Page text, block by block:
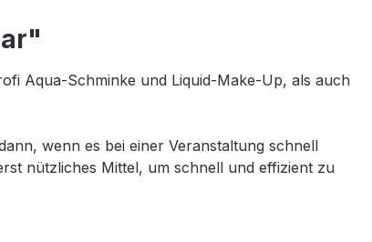
Aqua-Schminke und Liquid-Make-Up, als auch
wenn es bei einer Veranstaltung schnell
nützliches Mittel, um schnell und effizient zu